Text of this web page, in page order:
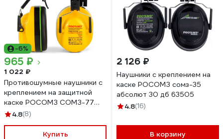
-6%
965 ₽
1 022 ₽
Противошумные наушники с
креплением на защитной
каске РОСОМЗ СОМЗ-77
Победа 60677
4.8(8)
Купить
2 126 ₽
Наушники с креплением на
каске РОСОМЗ сомз-35
абсолют 30 дб 63505
4.8(16)
В корзину